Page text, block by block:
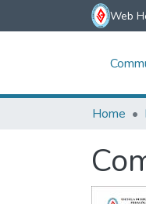
Web
Home